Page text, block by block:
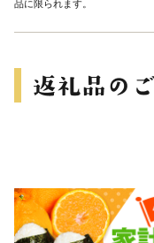
品に限られます。